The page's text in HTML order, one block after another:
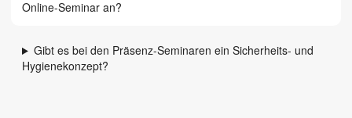
Online-Seminar an?
Gibt es bei den Präsenz-Seminaren ein Sicherheits- und
Hygienekonzept?